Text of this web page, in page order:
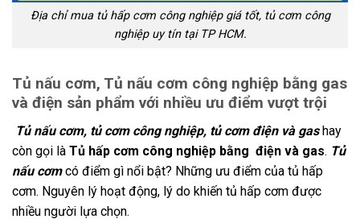
Địa chỉ mua tủ hấp cơm công nghiệp giá tốt, tủ cơm công
nghiệp uy tín tại TP HCM.
Tủ nấu cơm, Tủ nấu cơm công nghiệp bằng gas
và điện sản phẩm với nhiều ưu điểm vượt trội
Tủ nấu cơm, tủ cơm công nghiệp, tủ cơm điện và gashay
còn gọi là Tủ hấp cơm công nghiệp bằng điện và gas. Tủ
nấu cơmcó điểm gì nổi bật? Những ưu điểm của tủ hấp
cơm. Nguyên lý hoạt động, lý do khiến tủ hấp cơm được
nhiều người lựa chọn.